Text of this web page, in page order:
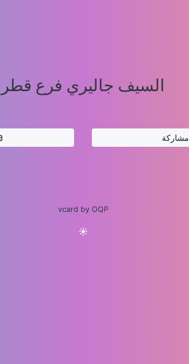
السيف جاليري فرع قطر
مشاركة
vcard by OQP
☀️